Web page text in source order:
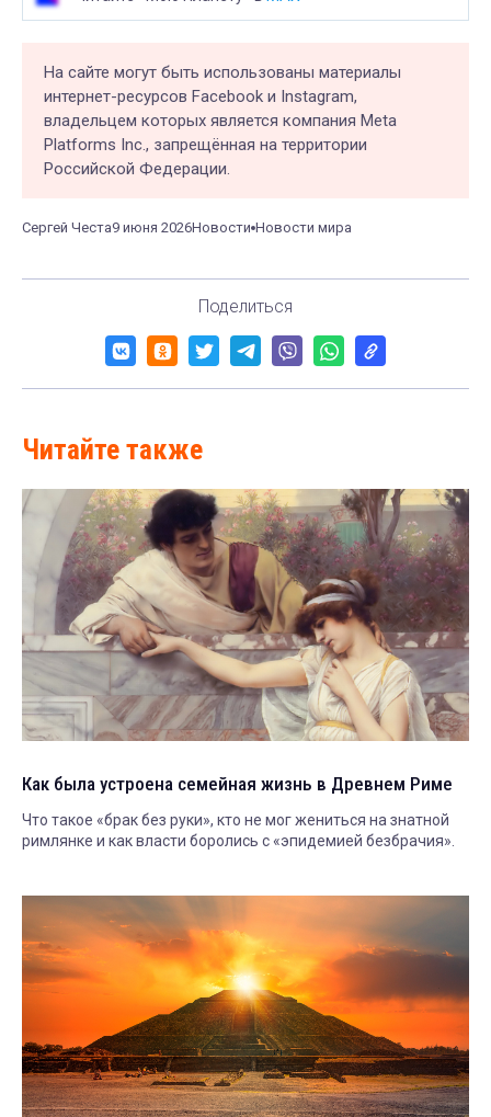
На сайте могут быть использованы материалы
интернет-ресурсов Facebook и Instagram,
владельцем которых является компания Meta
Platforms Inc., запрещённая на территории
Российской Федерации.
Сергей Честа9 июня 2026Новости Новости мира
Поделиться
Читайте также
Как была устроена семейная жизнь в Древнем Риме
Что такое «брак без руки», кто не мог жениться на знатной
римлянке и как власти боролись с «эпидемией безбрачия».